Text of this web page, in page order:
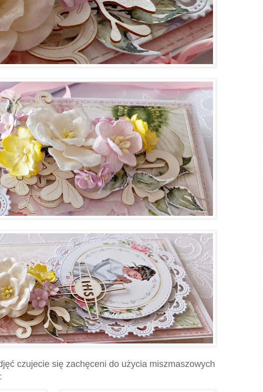
czujecie się zachęceni do użycia miszmaszowych